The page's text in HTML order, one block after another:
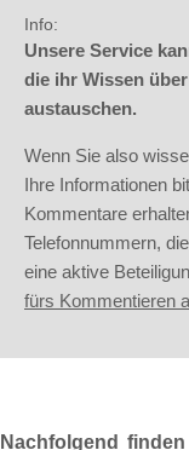
Info:
Unsere Service
die ihr Wissen
austauschen.
Wenn Sie also
Ihre Informationen
Kommentare
Telefonnummern,
eine aktive
fürs Kommentieren
Nachfolgend